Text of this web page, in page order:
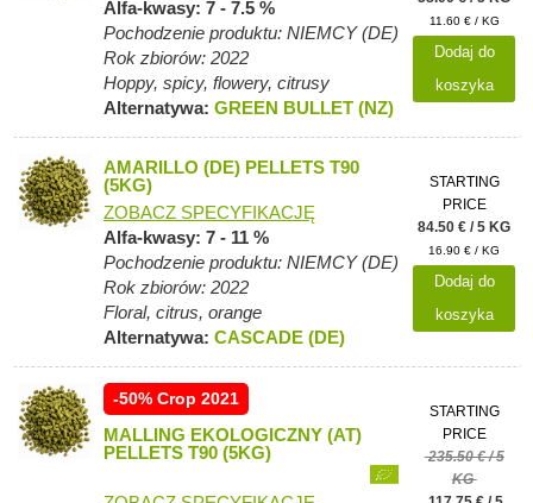
Alfa-kwasy: 7 - 7.5 %
Pochodzenie produktu: NIEMCY (DE)
Rok zbiorów: 2022
Hoppy, spicy, flowery, citrusy
Alternatywa: GREEN BULLET (NZ)
11.60 € / KG
Dodaj do
koszyka
AMARILLO (DE) PELLETS T90
(5KG)
ZOBACZ SPECYFIKACJĘ
Alfa-kwasy: 7 - 11 %
Pochodzenie produktu: NIEMCY (DE)
Rok zbiorów: 2022
Floral, citrus, orange
Alternatywa: CASCADE (DE)
STARTING
PRICE
84.50 € / 5 KG
16.90 € / KG
Dodaj do
koszyka
-50% Crop 2021
MALLING EKOLOGICZNY (AT)
PELLETS T90 (5KG)
STARTING
PRICE
235.50 € / 5
KG